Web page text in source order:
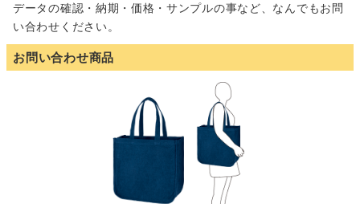
データの確認・納期・価格・サンプルの事など、なんでもお問
い合わせください。
お問い合わせ商品